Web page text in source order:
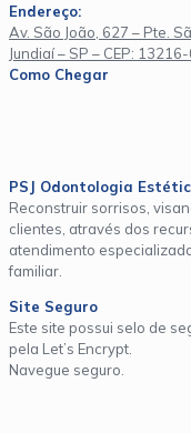
Endereço:
Av. São João, 627 – Pte.
Jundiaí – SP – CEP:
Como Chegar
PSJ Odontologia
Reconstruir sorrisos,
clientes, através dos
atendimento
familiar.
Site Seguro
Este site possui selo de
pela Let’s Encrypt.
Navegue seguro.